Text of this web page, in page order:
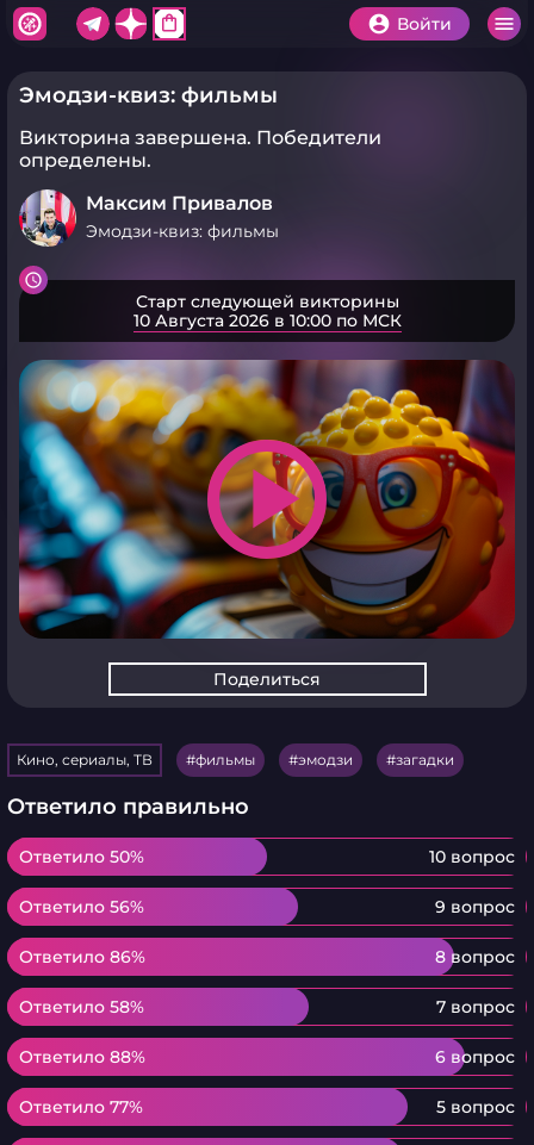
shopping_bag Войти
Эмодзи-квиз: фильмы
Викторина завершена. Победители
определены.
Максим Привалов
Эмодзи-квиз: фильмы
Старт следующей викторины
10 Августа 2026 в 10:00 по МСК
play_arrow
Поделиться
Кино, сериалы, ТВ фильмы эмодзи загадки
Ответило правильно
Ответило 50% 10 вопрос
Ответило 50%
Ответило 56% 9 вопрос
Ответило 56%
Ответило 86% 8 вопрос
Ответило 86%
Ответило 58% 7 вопрос
Ответило 58%
Ответило 88% 6 вопрос
Ответило 88%
Ответило 77% 5 вопрос
Ответило 77%